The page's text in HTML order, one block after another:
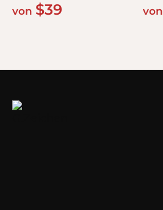
von $39 von